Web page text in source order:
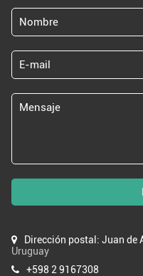
Dirección postal: Juan de
Uruguay
+598 2 9167308